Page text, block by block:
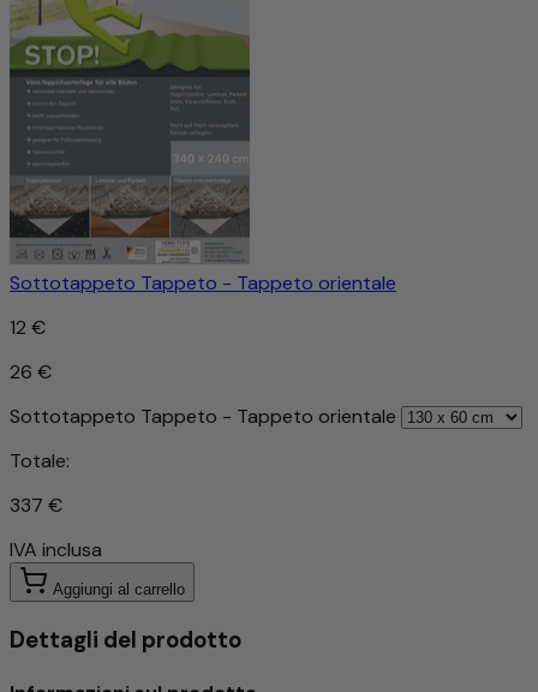
Sottotappeto Tappeto - Tappeto orientale
12 €
26 €
Sottotappeto Tappeto - Tappeto orientale
Totale:
337 €
IVA inclusa
Aggiungi al carrello
Dettagli del prodotto